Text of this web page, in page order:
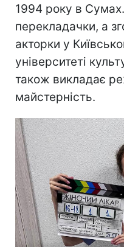
1994 року в
перекладачки, а
акторки у
університеті
також викладає
майстерність.